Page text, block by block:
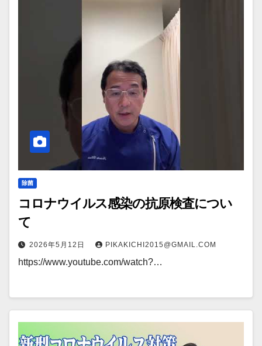
除菌
コロナウイルス感染の抗原検査につい
て
2026年5月12日 PIKAKICHI2015@GMAIL.COM
https://www.youtube.com/watch?…